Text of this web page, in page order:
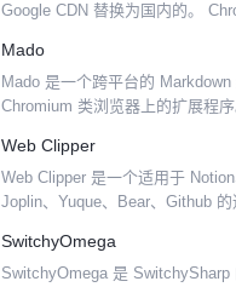
Google CDN 替换为国内的。
Mado
Mado 是一个跨平台的
Chromium 类浏览器上的扩展程
有 markdown 语法查...
Web Clipper
Web Clipper 是一个适用于 Notion
Joplin、Yuque、Bear、Github
SwitchyOmega
SwitchyOmega 是 SwitchySharp